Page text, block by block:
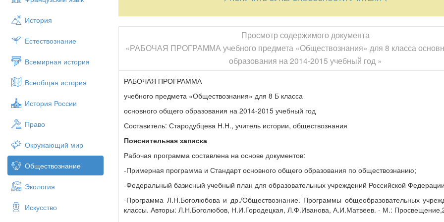
История
Естествознание
Всемирная история
Всеобщая история
История России
Право
Окружающий мир
Обществознание
Экология
Искусство
процессов, происходящих в окружающем природном и социальном мире, для реализации
обязанностей. Программа призвана помочь осуществлению выпускниками основной школы
путей продолжения образования или будущей профессиональной деятельности. Рабочая
предусматривает формирование у учащихся общеучебных умений и навыков, универсальных
деятельности и ключевых компетенций.В этом направлении приоритетами для учебного предмета
«Обществознание» на этапе основного образования являются
*сознательно организовывать свою познавательную деятельность (от постановки цели до
результата);
*владение такими видами публичных выступлений (высказывания, монолог, дискуссия),
нормам и правилам ведения диалога;
*выполнять познавательные и практические задания, в том числе с использованием проектной
на уроках и в доступной социальной практике:
-на использование элементов причинно-следственного анализа;
-на исследование несложных реальных связей и зависимостей;
-на определение сущностных характеристик изучаемого объекта; выбор верных критериев для
сопоставления, оценки объектов;
-на поиск и извлечение нужной информации по заданной теме в адаптированных источниках
Просмотр содержимого документа
«РАБОЧАЯ ПРОГРАММА учебного предмета «Обществознания» для 8 класса
образования на 2014-2015 учебный год »
РАБОЧАЯ ПРОГРАММА
учебного предмета «Обществознания» для 8 Б класса
основного общего образования на 2014-2015 учебный год
Составитель: Стародубцева Н.Н., учитель истории, обществознания
Пояснительная записка
Рабочая программа составлена на основе документов:
-Примерная программа и Стандарт основного общего образования по обществознанию;
-Федеральный базисный учебный план для образовательных учреждений Российской
-Программа Л.Н.Боголюбова и др./Обществознание. Программы общеобразовательных
классы. Авторы: Л.Н.Боголюбов, Н.И.Городецкая, Л.Ф.Иванова, А.И.Матвеев. - М.: